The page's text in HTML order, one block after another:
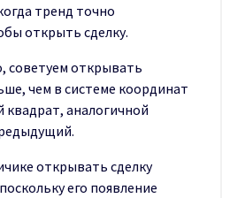
тренд точно
открыть сделку.
советуем открывать
чем в системе координат
квадрат, аналогичной
открывать сделку
его появление